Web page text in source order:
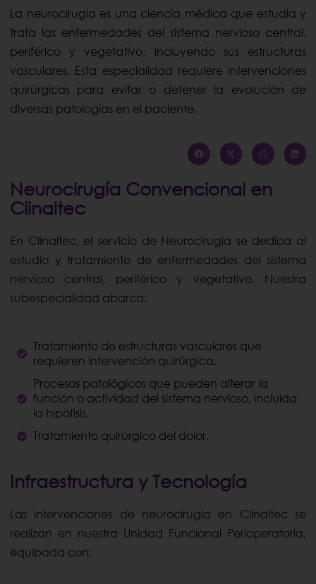
La neurocirugía es una ciencia médica que estudia y
trata las enfermedades del sistema nervioso central,
periférico y vegetativo, incluyendo sus estructuras
vasculares. Esta especialidad requiere intervenciones
quirúrgicas para evitar o detener la evolución de
diversas patologías en el paciente.
Neurocirugía Convencional en
Clinaltec
En Clinaltec, el servicio de Neurocirugía se dedica al
estudio y tratamiento de enfermedades del sistema
nervioso central, periférico y vegetativo. Nuestra
subespecialidad abarca:
Tratamiento de estructuras vasculares que
requieren intervención quirúrgica.
Procesos patológicos que pueden alterar la
función o actividad del sistema nervioso, incluida
la hipófisis.
Tratamiento quirúrgico del dolor.
Infraestructura y Tecnología
Las intervenciones de neurocirugía en Clinaltec se
realizan en nuestra Unidad Funcional Perioperatoria,
equipada con: